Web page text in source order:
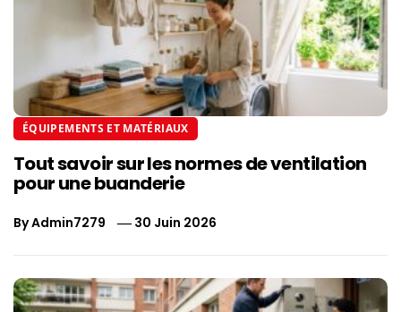
ÉQUIPEMENTS ET MATÉRIAUX
Tout savoir sur les normes de ventilation
pour une buanderie
ByAdmin7279 30 Juin 2026